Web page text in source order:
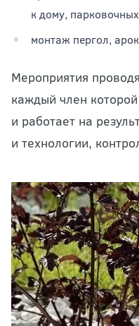
к дому,
монтаж пергол,
Мероприятия
каждый член
и работает на
и технологии,